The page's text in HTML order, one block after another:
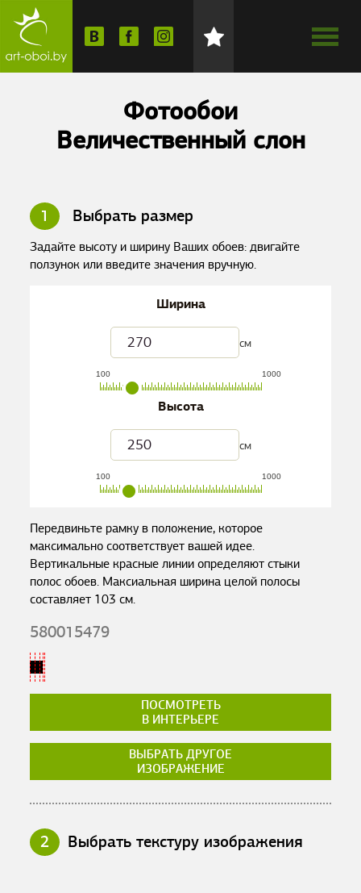
Фотообои
Величественный слон
1 Выбрать размер
Задайте высоту и ширину Ваших обоев: двигайте
ползунок или введите значения вручную.
Ширина
см
100 1000
Высота
см
100 1000
Передвиньте рамку в положение, которое
максимально соответствует вашей идее.
Вертикальные красные линии определяют стыки
полос обоев. Максиальная ширина целой полосы
составляет 103 см.
580015479
ПОСМОТРЕТЬ
В ИНТЕРЬЕРЕ
ВЫБРАТЬ ДРУГОЕ
ИЗОБРАЖЕНИЕ
2 Выбрать текстуру изображения